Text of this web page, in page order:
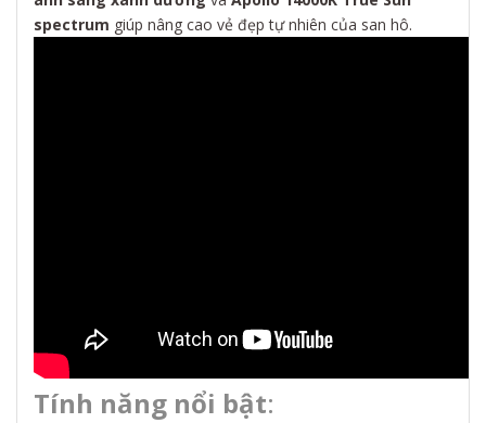
spectrum giúp nâng cao vẻ đẹp tự nhiên của san hô.
Tính năng nổi bật: